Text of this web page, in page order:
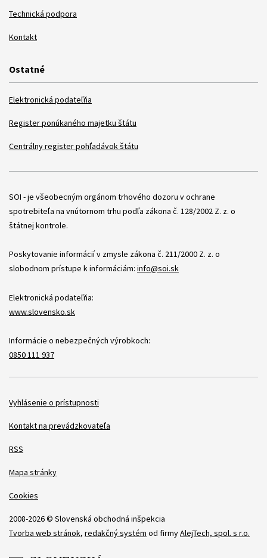
Technická podpora
Kontakt
Ostatné
Elektronická podateľňa
Register ponúkaného majetku štátu
Centrálny register pohľadávok štátu
Položky
SOI - je všeobecným orgánom trhového dozoru v ochrane
spotrebiteľa na vnútornom trhu podľa zákona č. 128/2002 Z. z. o
štátnej kontrole.
Poskytovanie informácií v zmysle zákona č. 211/2000 Z. z. o
slobodnom prístupe k informáciám: info@soi.sk
Elektronická podateľňa:
www.slovensko.sk
Informácie o nebezpečných výrobkoch:
0850 111 937
Položky
Vyhlásenie o prístupnosti
Kontakt na prevádzkovateľa
RSS
Mapa stránky
Cookies
2008-2026 © Slovenská obchodná inšpekcia
Tvorba web stránok, redakčný systém od firmyAlejTech, spol. s r.o.